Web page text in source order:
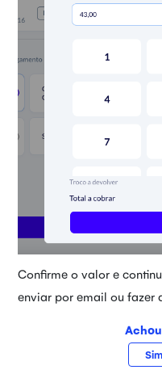
Confirme o valor e
enviar por email ou fazer
Sim